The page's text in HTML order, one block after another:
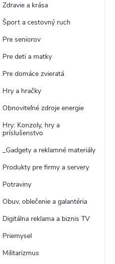
Zdravie a krása
Šport a cestovný ruch
Pre seniorov
Pre deti a matky
Pre domáce zvieratá
Hry a hračky
Obnoviteľné zdroje energie
Hry: Konzoly, hry a
príslušenstvo
_Gadgety a reklamné materiály
Produkty pre firmy a servery
Potraviny
Obuv, oblečenie a galantéria
Digitálna reklama a biznis TV
Priemysel
Militarizmus